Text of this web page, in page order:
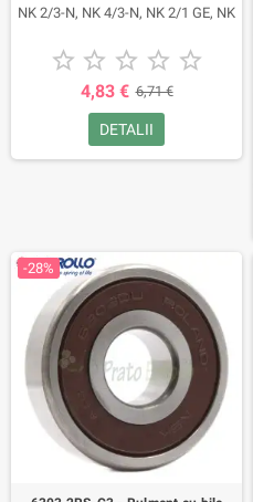
NK 2/3-N, NK 4/3-N, NK 2/1 GE, NK
NK 2/3 GE-N, NK 4/3 GE-N, UP 2/2,
GE, UP 4/3 GE, PQ 70-Bz.
Cod 111016F5.
    
4,83 € 6,71 €
DETALII
-28%